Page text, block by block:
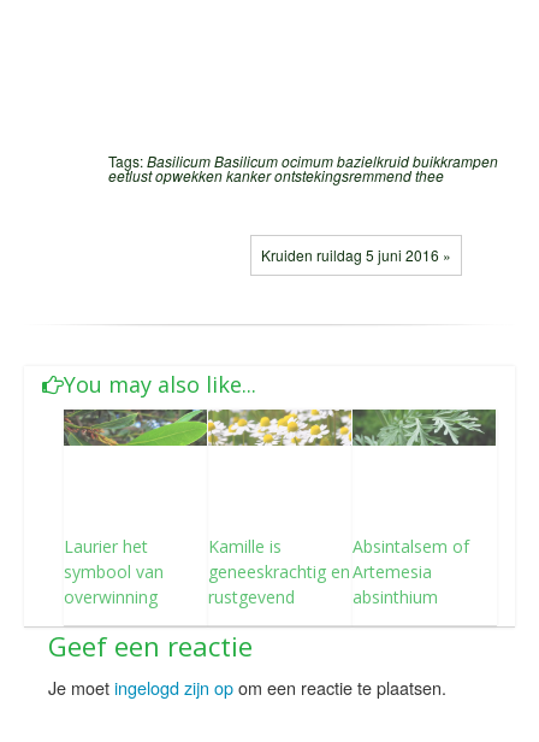
Tags:BasilicumBasilicum ocimumbazielkruidbuikkrampen
eetlust opwekkenkankerontstekingsremmendthee
Kruiden ruildag 5 juni 2016 »
You may also like...
Laurier het
symbool van
overwinning
Kamille is
geneeskrachtig en
rustgevend
Absintalsem of
Artemesia
absinthium
Geef een reactie
Je moetingelogd zijn opom een reactie te plaatsen.